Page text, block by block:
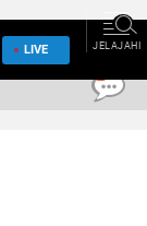
LIVE JELAJAHI